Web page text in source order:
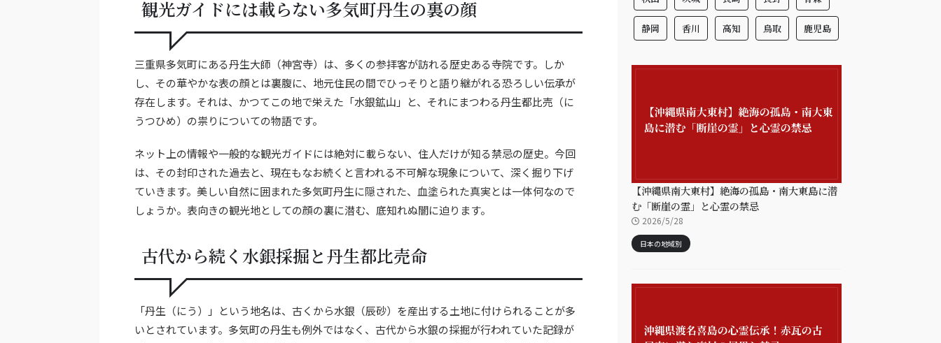
観光ガイドには載らない多気町丹生の裏の顔
三重県多気町にある丹生大師（神宮寺）は、多くの参拝客が訪れる歴史ある寺院です。しか
し、その華やかな表の顔とは裏腹に、地元住民の間でひっそりと語り継がれる恐ろしい伝承が
存在します。それは、かつてこの地で栄えた「水銀鉱山」と、それにまつわる丹生都比売（に
うつひめ）の祟りについての物語です。
ネット上の情報や一般的な観光ガイドには絶対に載らない、住人だけが知る禁忌の歴史。今回
は、その封印された過去と、現在もなお続くと言われる不可解な現象について、深く掘り下げ
ていきます。美しい自然に囲まれた多気町丹生に隠された、血塗られた真実とは一体何なので
しょうか。表向きの観光地としての顔の裏に潜む、底知れぬ闇に迫ります。
古代から続く水銀採掘と丹生都比売命
「丹生（にう）」という地名は、古くから水銀（辰砂）を産出する土地に付けられることが多
いとされています。多気町の丹生も例外ではなく、古代から水銀の採掘が行われていた記録が
静岡 香川 高知 鳥取 鹿児島
【沖縄県南大東村】絶海の孤島・南大東島に潜
む「断崖の霊」と心霊の禁忌
2026/5/28
日本の地域別